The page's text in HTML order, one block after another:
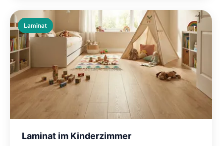
Laminat
Laminat im Kinderzimmer